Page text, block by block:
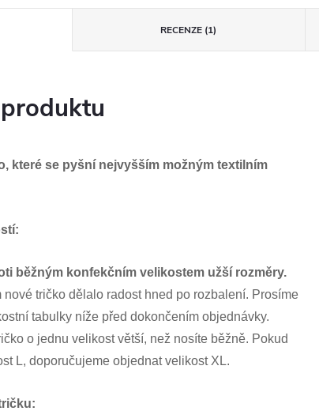
RECENZE (1)
které se pyšní nejvyšším možným textilním
běžným konfekčním velikostem užší rozměry.
tričko dělalo radost hned po rozbalení. Prosíme
tabulky níže před dokončením objednávky.
o jednu velikost větší, než nosíte běžně. Pokud
L, doporučujeme objednat velikost XL.